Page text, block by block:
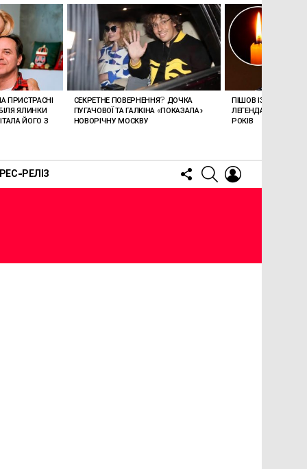
РЕЛІЗ
FOLLOW
US
SEARCH
ПРИСТРАСНІ
ЯЛИНКИ
ЙОГО З
СЕКРЕТНЕ ПОВЕРНЕННЯ? ДОЧКА
ПУГАЧОВОЇ ТА ГАЛКІНА «ПОКАЗАЛА»
НОВОРІЧНУ МОСКВУ
ПІШОВ ІЗ ЖИТТЯ
ЛЕГЕНДАРНОМУ
РОКІВ